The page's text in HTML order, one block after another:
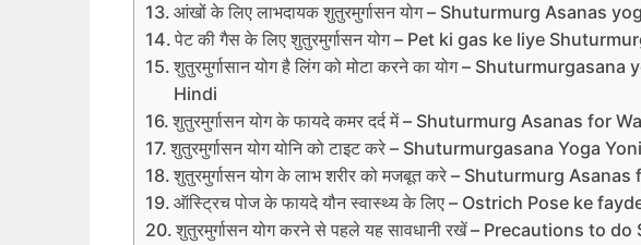
आंखों के लिए लाभदायक शुतुरमुर्गासन योग – Shuturmurg Asanas
पेट की गैस के लिए शुतुरमुर्गासन योग – Pet ki gas ke liye
शुतुरमुर्गासान योग है लिंग को मोटा करने का योग –
Hindi
शुतुरमुर्गासन योग के फायदे कमर दर्द में – Shuturmurg Asanas for
शुतुरमुर्गासन योग योनि को टाइट करे – Shuturmurgasana Yoga
शुतुरमुर्गासन योग के लाभ शरीर को मजबूत करे – Shuturmurg
ऑस्ट्रिच पोज के फायदे यौन स्‍वास्‍थ्‍य के लिए – Ostrich Pose ke
शुतुरमुर्गासन योग करने से पहले यह सावधानी रखें – Precautions to